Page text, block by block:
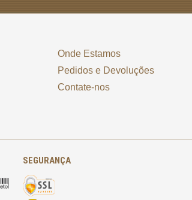
Onde Estamos
Pedidos e Devoluções
Contate-nos
SEGURANÇA